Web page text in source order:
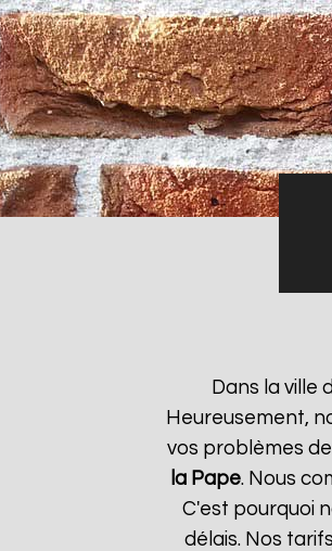
Dans la ville
Heureusement,
vos problèmes
la Pape. Nous
C'est pourquoi
délais. Nos